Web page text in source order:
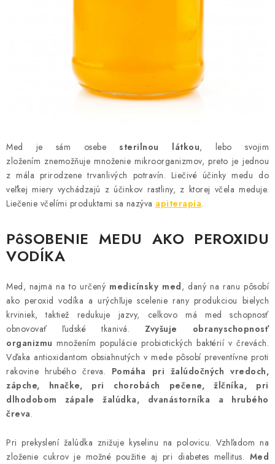
Obchodné podmienky
Vrátenie tovaru, výmena a reklamácie
Veľkoobchod
Med je sám osebesterilnou látkou, lebo svojim
zložením znemožňuje množenie mikroorganizmov, preto je jednou
z mála prirodzene trvanlivých potravín. Liečivé účinky medu do
veľkej miery vychádzajú z účinkov rastliny, z ktorej včela meduje.
Liečenie včelími produktami sa nazýva apiterapia.
PôSOBENIE MEDU AKO PEROXIDU
VODÍKA
Med, najmä na to určený medicínsky med, daný na ranu pôsobí
ako peroxid vodíka a urýchľuje scelenie rany produkciou bielych
krviniek, taktiež redukuje jazvy, celkovo má med schopnosť
obnovovať ľudské tkanivá.Zvyšuje obranyschopnosť
organizmu množením populácie probiotických baktérií v črevách.
Vďaka antioxidantom obsiahnutých v mede pôsobí preventívne proti
rakovine hrubého čreva. Pomáha pri žalúdočných vredoch,
zápche, hnačke, pri chorobách pečene, žlčníka, pri
dlhodobom zápale žalúdka, dvanástorníka a hrubého
čreva.
Pri prekyslení žalúdka znižuje kyselinu na polovicu. Vzhľadom na
zloženie cukrov je možné použitie aj pri diabetes mellitus. Med